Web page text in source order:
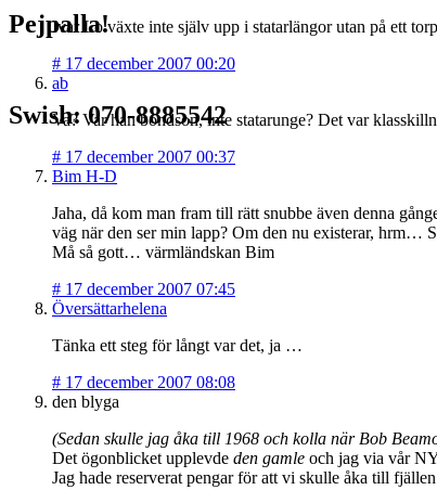
Pejpalla!
Swish: 070-8885542
Ivar Lo växte inte själv upp i statarlängor utan på ett
# 17 december 2007 00:20
ab
Va? Var han bondson, inte statarunge? Det var
# 17 december 2007 00:37
Bim H-D
Jaha, då kom man fram till rätt snubbe även denna
väg när den ser min lapp? Om den nu existerar, hrm…
Må så gott… värmländskan Bim
# 17 december 2007 07:45
Översättarhelena
Tänka ett steg för långt var det, ja …
# 17 december 2007 08:08
den blyga
(Sedan skulle jag åka till 1968 och kolla när Bob
Det ögonblicket upplevde den gamle och jag via vår
Jag hade reserverat pengar för att vi skulle åka till